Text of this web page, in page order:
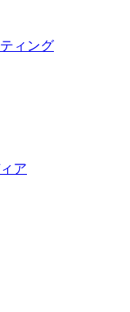
ィング
ア